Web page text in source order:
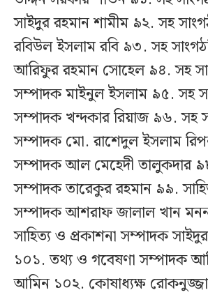
সাইদুর রহমান শামীম ৯২. সহ
রবিউল ইসলাম রবি ৯৩. সহ
আরিফুর রহমান সোহেল ৯৪. সহ
সম্পাদক মাইনুল ইসলাম ৯৫. সহ
সম্পাদক খন্দকার রিয়াজ ৯৬. সহ
সম্পাদক মো. রাশেদুল ইসলাম
সম্পাদক আল মেহেদী তালুকদার
সম্পাদক তারেকুর রহমান ৯৯.
সম্পাদক আশরাফ জালাল খান
সাহিত্য ও প্রকাশনা সম্পাদক
১০১. তথ্য ও গবেষণা সম্পাদক
আমিন ১০২. কোষাধ্যক্ষ